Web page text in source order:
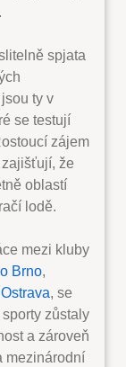
spjata
ty v
se testují
zájem
že
oblastí
lodě.
mezi kluby
Brno,
, se
zůstaly
a zároveň
mezinárodní